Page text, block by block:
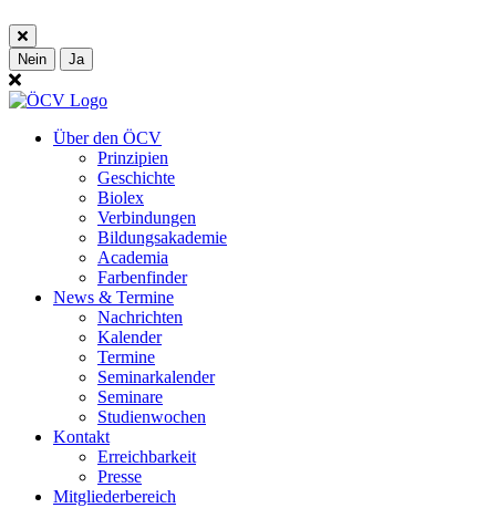
Nein Ja
Über den ÖCV
Prinzipien
Geschichte
Biolex
Verbindungen
Bildungsakademie
Academia
Farbenfinder
News & Termine
Nachrichten
Kalender
Termine
Seminarkalender
Seminare
Studienwochen
Kontakt
Erreichbarkeit
Presse
Mitgliederbereich